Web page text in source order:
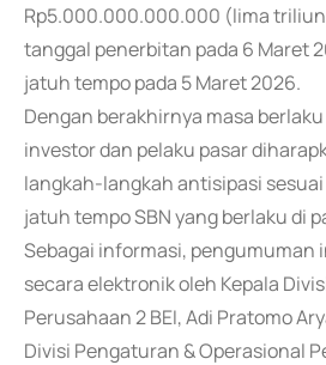
Rp5.000.000.000.000 (lima
tanggal penerbitan pada 6 Maret
jatuh tempo pada 5 Maret 2026.
Dengan berakhirnya masa
investor dan pelaku pasar
langkah-langkah antisipasi
jatuh tempo SBN yang berlaku di
Sebagai informasi, pengumuman
secara elektronik oleh Kepala
Perusahaan 2 BEI, Adi Pratomo
Divisi Pengaturan & Operasional